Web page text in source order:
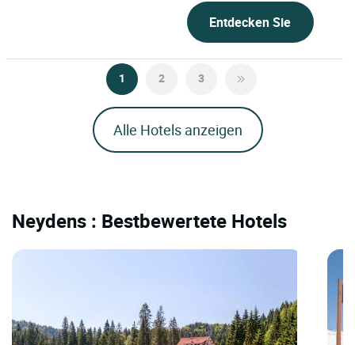
Entdecken Sie
1 2 3
Alle Hotels anzeigen
Neydens : Bestbewertete Hotels